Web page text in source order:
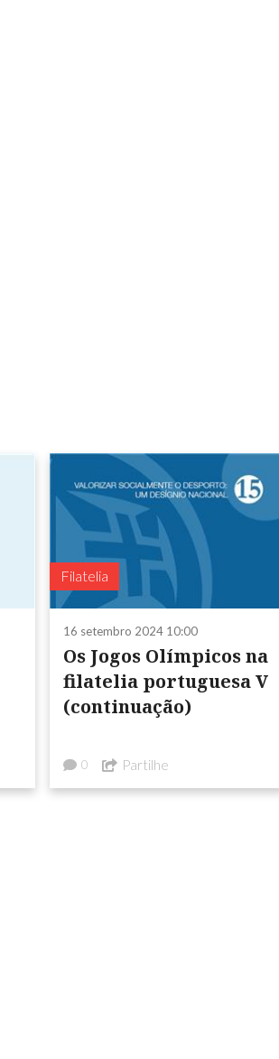
Filatelia
16 setembro 2024 10:00
Os Jogos Olímpicos na
filatelia portuguesa V
(continuação)
0 Partilhe